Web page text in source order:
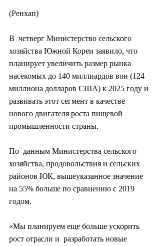
(Ренхап)
В  четверг Министерство сельского
хозяйства Южной Кореи заявило, что
планирует увеличить размер рынка
насекомых до 140 миллиардов вон (124
миллиона долларов США) к 2025 году и
развивать этот сегмент в качестве
нового двигателя роста пищевой
промышленности страны.
По  данным Министерства сельского
хозяйства, продовольствия и сельских
районов ЮК, вышеуказанное значение
на 55% больше по сравнению с 2019
годом.
«Мы планируем еще больше ускорить
рост отрасли и  разработать новые